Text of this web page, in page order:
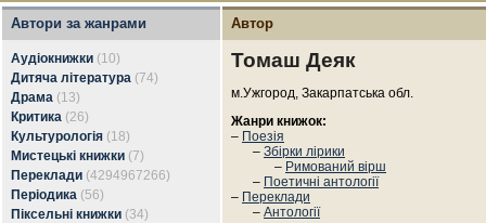
Автори за жанрами
Аудіокнижки (10)
Дитяча література (74)
Драма (13)
Критика (26)
Культурологія (18)
Мистецькі книжки (7)
Переклади (4294967266)
Періодика (56)
Піксельні книжки (34)
Автор
Томаш Деяк
м.Ужгород, Закарпатська обл.
Жанри книжок:
– Поезія
– Збірки лірики
– Римований вірш
– Поетичні антології
– Переклади
– Антології